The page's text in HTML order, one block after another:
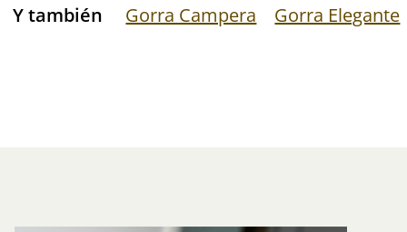
Y también Gorra Campera Gorra Elegante